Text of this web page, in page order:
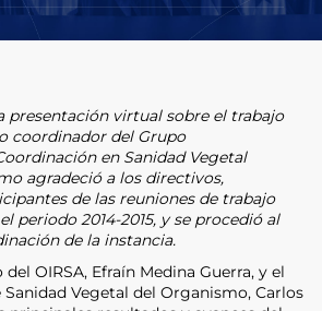
presentación virtual sobre el trabajo
coordinador del Grupo
en Sanidad Vegetal
agradeció a los directivos,
de las reuniones de trabajo
periodo 2014-2015, y se procedió al
de la instancia.
OIRSA, Efraín Medina Guerra, y el
Vegetal del Organismo, Carlos